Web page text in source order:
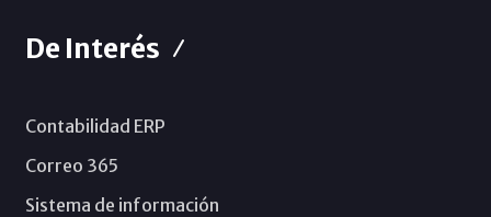
De Interés
Contabilidad ERP
Correo 365
Sistema de información